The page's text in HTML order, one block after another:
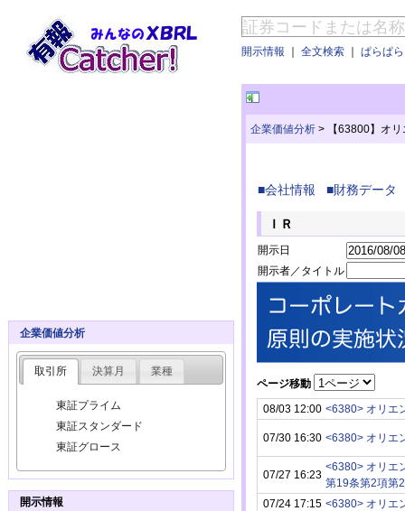
開示情報 ｜ 全文検索 ｜ ぱらぱ
企業価値分析 > 【63800】オ
■会社情報 ■財務データ
ＩＲ
開示日
開示者／タイトル
ページ移動
08/03 12:00 <6380> オリエ
07/30 16:30 <6380> オリエ
07/27 16:23
<6380> オリエ
第19条第2項第
07/24 17:15 <6380> オリエ
企業価値分析
取引所 決算月 業種
東証プライム
東証スタンダード
東証グロース
開示情報